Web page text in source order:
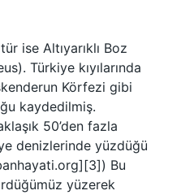
ise Altıyarıklı Boz
Türkiye kıyılarında
Körfezi gibi
kaydedilmiş.
50’den fazla
denizlerinde yüzdüğü
Bu
yüzerek